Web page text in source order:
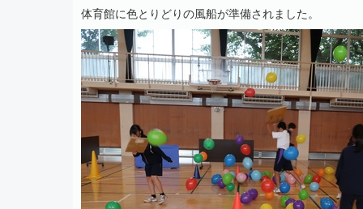
体育館に色とりどりの風船が準備されました。